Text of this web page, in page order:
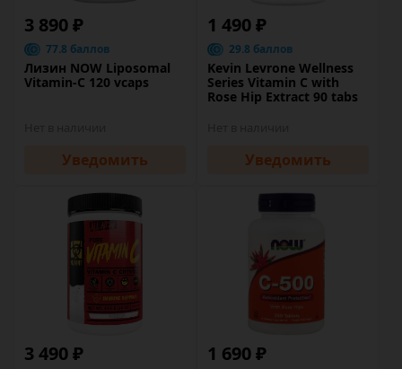
3 890 ₽
77.8 баллов
Лизин NOW Liposomal
Vitamin-C 120 vcaps
Уведомить
1 490 ₽
29.8 баллов
Kevin Levrone Wellness
Series Vitamin C with
Rose Hip Extract 90 tabs
Уведомить
3 490 ₽ 1 690 ₽